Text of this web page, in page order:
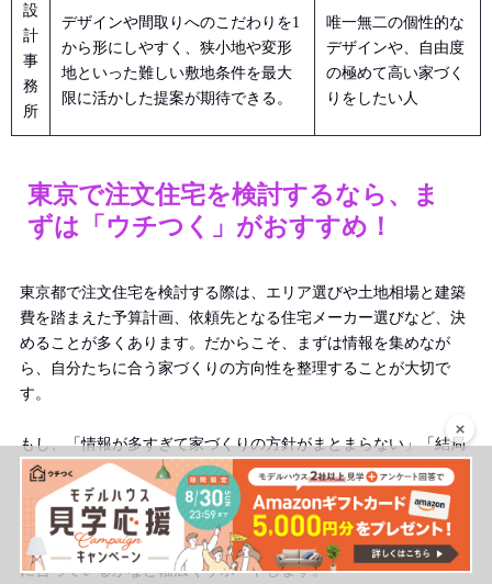
設
計
事
務
所
デザインや間取りへのこだわりを1
から形にしやすく、狭小地や変形
地といった難しい敷地条件を最大
限に活かした提案が期待できる。
唯一無二の個性的な
デザインや、自由度
の極めて高い家づく
りをしたい人
東京で注文住宅を検討するなら、ま
ずは「ウチつく」がおすすめ！
東京都で注文住宅を検討する際は、エリア選びや土地相場と建築
費を踏まえた予算計画、依頼先となる住宅メーカー選びなど、決
めることが多くあります。だからこそ、まずは情報を集めなが
ら、自分たちに合う家づくりの方向性を整理することが大切で
す。
もし、「情報が多すぎて家づくりの方針がまとまらない」「結局
東京都のどのエリアが一番いいか悩んでいる」と迷われている方
は、『 ウチつくの相談サービス 』へ一度相談してみませんか？住
宅業界に精通したアドバイザーが、あなたのご希望を丁寧にヒア
リングし、どんな家づくりをしてみたいか、どのエリアがあなた
に合っているかなど幅広くサポートします。